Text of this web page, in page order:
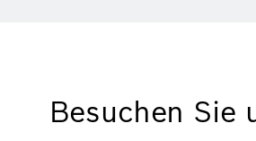
Besuchen Sie